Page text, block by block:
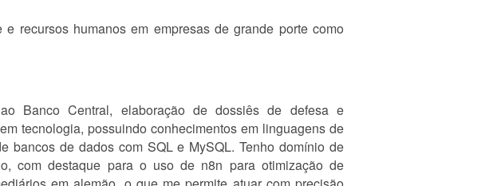
recursos humanos em empresas de grande porte como
Banco Central, elaboração de dossiês de defesa e
tecnologia, possuindo conhecimentos em linguagens de
bancos de dados com SQL e MySQL. Tenho domínio de
com destaque para o uso de n8n para otimização de